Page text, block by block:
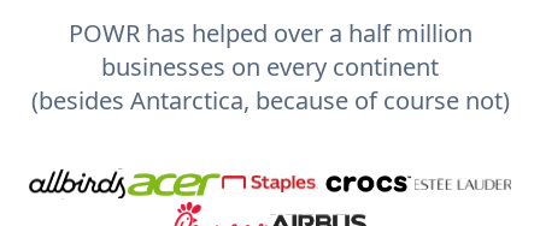
POWR has helped over a half million
businesses on every continent
(besides Antarctica, because of course not)